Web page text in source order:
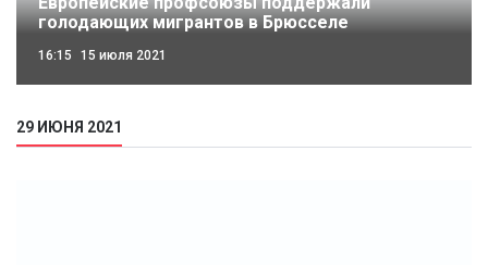
голодающих мигрантов в Брюсселе
16:15 15 июля 2021
29 ИЮНЯ 2021